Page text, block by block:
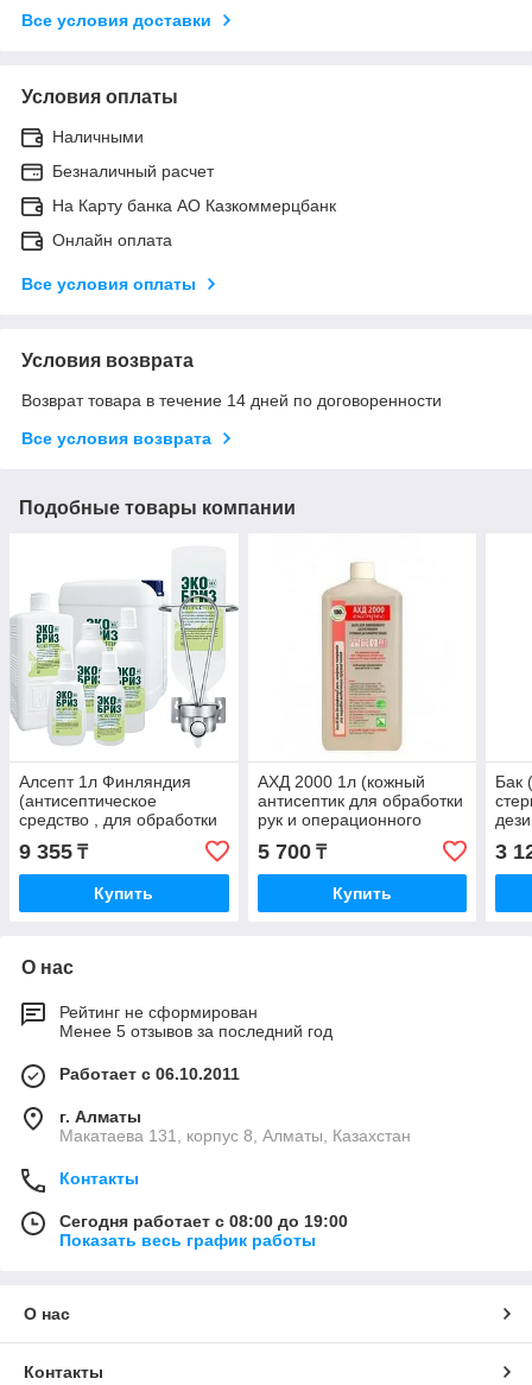
Все условия доставки
Условия оплаты
Наличными
Безналичный расчет
На Карту банка АО Казкоммерцбанк
Онлайн оплата
Все условия оплаты
Условия возврата
Возврат товара в течение 14 дней по договоренности
Все условия возврата
Подобные товары компании
Алсепт 1л Финляндия
(антисептическое
средство , для обработки
кожи рук медперсонала)
9 355 ₸
Купить
АХД 2000 1л (кожный
антисептик для обработки
рук и операционного
5 700₸
Купить
Бак
3
О нас
Рейтинг не сформирован
Менее 5 отзывов за последний год
Работает с 06.10.2011
г. Алматы
Макатаева 131, корпус 8, Алматы, Казахстан
Контакты
Сегодня работает с 08:00 до 19:00
Показать весь график работы
О нас
Контакты